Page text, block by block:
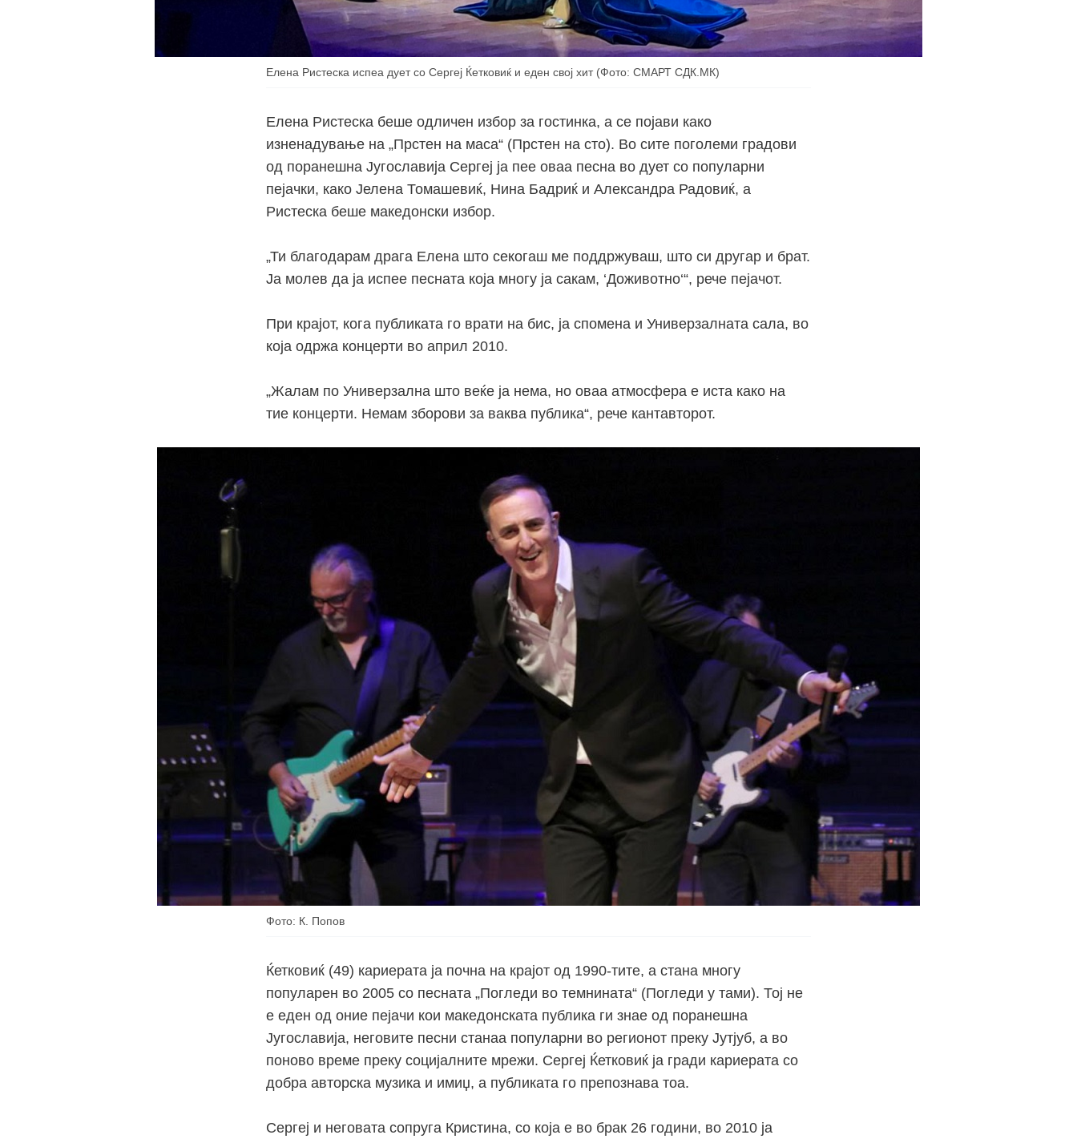
Елена Ристеска испеа дует со Сергеј Ќетковиќ и еден свој хит (Фото: СМАРТ СДК.МК)
Елена Ристеска беше одличен избор за гостинка, а се појави како
изненадување на „Прстен на маса“ (Прстен на сто). Во сите поголеми градови
од поранешна Југославија Сергеј ја пее оваа песна во дует со популарни
пејачки, како Јелена Томашевиќ, Нина Бадриќ и Александра Радовиќ, а
Ристеска беше македонски избор.
„Ти благодарам драга Елена што секогаш ме поддржуваш, што си другар и брат.
Ја молев да ја испее песната која многу ја сакам, ‘Доживотно‘“, рече пејачот.
При крајот, кога публиката го врати на бис, ја спомена и Универзалната сала, во
која одржа концерти во април 2010.
„Жалам по Универзална што веќе ја нема, но оваа атмосфера е иста како на
тие концерти. Немам зборови за ваква публика“, рече кантавторот.
Фото: К. Попов
Ќетковиќ (49) кариерата ја почна на крајот од 1990-тите, а стана многу
популарен во 2005 со песната „Погледи во темнината“ (Погледи у тами). Тој не
е еден од оние пејачи кои македонската публика ги знае од поранешна
Југославија, неговите песни станаа популарни во регионот преку Јутјуб, а во
поново време преку социјалните мрежи. Сергеј Ќетковиќ ја гради кариерата со
добра авторска музика и имиџ, а публиката го препознава тоа.
Сергеј и неговата сопруга Кристина, со која е во брак 26 години, во 2010 ја